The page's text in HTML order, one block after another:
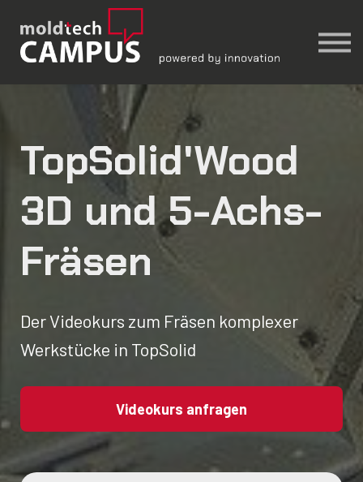
TopSolid'Wood
│ moldtech Account
Einchecken
🔍︎
TopSolid'Wood
3D und 5-Achs-
Fräsen
Der Videokurs zum Fräsen komplexer
Werkstücke in TopSolid
Videokurs anfragen